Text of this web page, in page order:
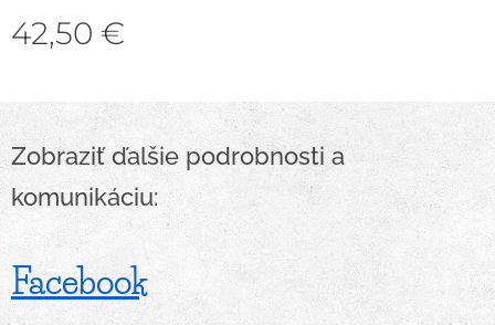
42,50 €
Zobraziť ďalšie podrobnosti a
komunikáciu:
Facebook